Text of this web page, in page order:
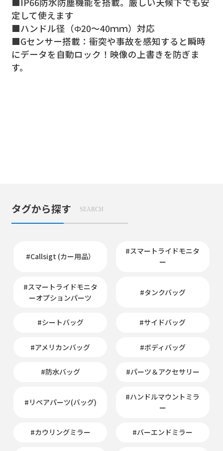
定して使えます
■ハンドル径（Φ20～40ｍｍ）対応
■Gセンサー搭載：衝突や事故を感知すると瞬時
にデータを自動ロック！映像の上書きを防ぎま
す。
昼夜問わず、クリアな記録を実現
昼夜問わず、クリアな記録を実現
200万画素122度の超広角レンズとF値2.0の大口径
レンズ
の組み合わせで昼夜を問わずクリアな映像を捉え
IP66防水防塵
IP66防水防塵仕様で、水しぶきや土埃に強く、厳
しい天候下
でも安心してお使いいただけます。
連続6時間録画ができる1800ｍAhの内蔵バッ
テリーを使用
省エネ仕様と相まって長時間安定して録画できま
す。
緊急録画機能搭載
録画停止中でも衝突を感知すると自動敵に録画開
始大切な
事故の瞬間を確実に記録します。
200万画素イメージセンサー搭載
2K/1080Pマルチ解像度対応撮影目的に合わせて
最適な画質
を選べます
F値2.0の大口径レンズ
F値2.0の大口径レンズが低照度でも明るく鮮やか
にイメージ
をとらえます。
安心のループ録画仕様
SDカードの容量がなくなると自動的に古い映像
は上書きされます。
メモリーの容量を気にせずに安心して録画できま
タグから探す SEARCH
#Callsigt (カー用品）
#スマートライドモニタ
ー
#スマートライドモニタ
ーオプションパーツ
#タンクバッグ
#シートバッグ #サイドバッグ
#アメリカンバッグ #ボディバッグ
#防水バッグ #パーツ＆アクセサリー
#リペアパーツ(バッグ)
#ハンドルマウントミラ
ー
#カウリングミラー #バーエンドミラー